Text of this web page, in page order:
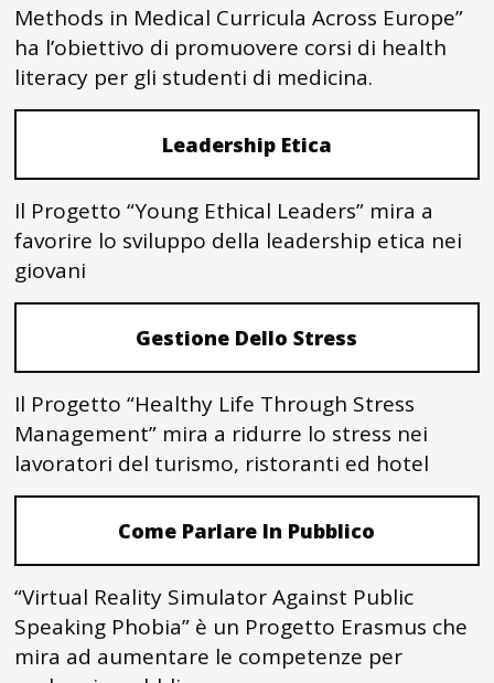
Methods in Medical Curricula Across Europe”
ha l’obiettivo di promuovere corsi di health
literacy per gli studenti di medicina.
Leadership Etica
Il Progetto “Young Ethical Leaders” mira a
favorire lo sviluppo della leadership etica nei
giovani
Gestione Dello Stress
Il Progetto “Healthy Life Through Stress
Management” mira a ridurre lo stress nei
lavoratori del turismo, ristoranti ed hotel
Come Parlare In Pubblico
“Virtual Reality Simulator Against Public
Speaking Phobia” è un Progetto Erasmus che
mira ad aumentare le competenze per